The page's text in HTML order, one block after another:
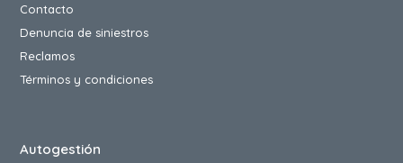
Contacto
Denuncia de siniestros
Reclamos
Términos y condiciones
Autogestión